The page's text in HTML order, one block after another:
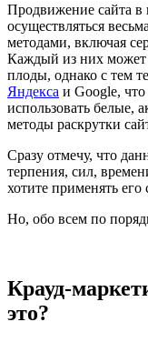
Продвижение сайта в
осуществляться
методами, включая
Каждый из них может
плоды, однако с тем
Яндекса и Google,
использовать белые,
методы раскрутки
Сразу отмечу, что
терпения, сил,
хотите применять его
Но, обо всем по
Крауд-
это?